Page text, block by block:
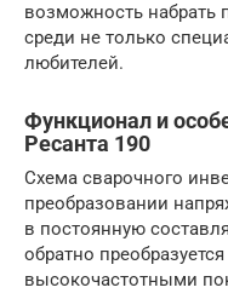
возможность набрать
среди не только
любителей.
Функционал и
Ресанта 190
Схема сварочного
преобразовании
в постоянную
обратно
высокочастотными